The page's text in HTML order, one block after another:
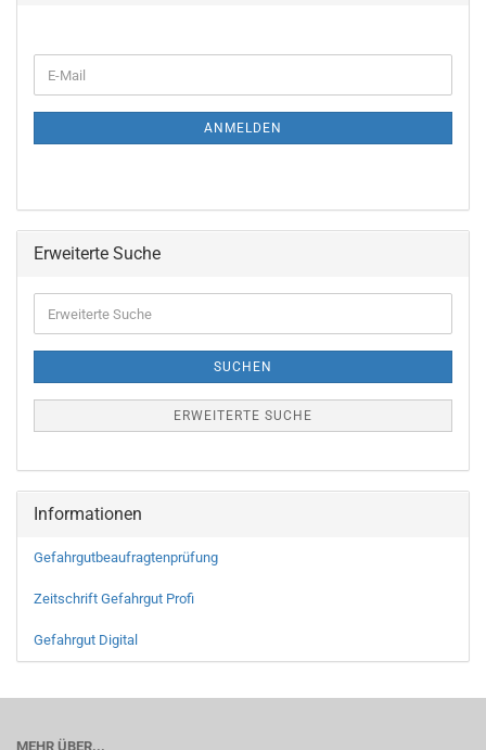
ANMELDEN
Erweiterte Suche
SUCHEN
ERWEITERTE SUCHE
Informationen
Gefahrgutbeaufragtenprüfung
Zeitschrift Gefahrgut Profi
Gefahrgut Digital
MEHR ÜBER...